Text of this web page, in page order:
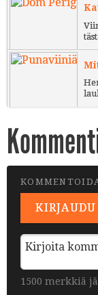
KIRJAUDU
1500 merkkiä